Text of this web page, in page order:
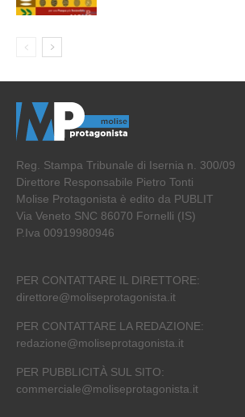
Reg. Stampa Tribunale di Isernia n. 300/09
Direttore Responsabile Pietro Tonti
Molise Protagonista è edito da PUBLIT
Via Veneto SNC 86070 Fornelli (IS)
P.Iva 00919980946
PER CONTATTARE IL DIRETTORE:
direttore@moliseprotagonista.it
PER CONTATTARE LA REDAZIONE:
redazione@moliseprotagonista.it
PER PUBBLICITÀ SUL SITO:
commerciale@moliseprotagonista.it